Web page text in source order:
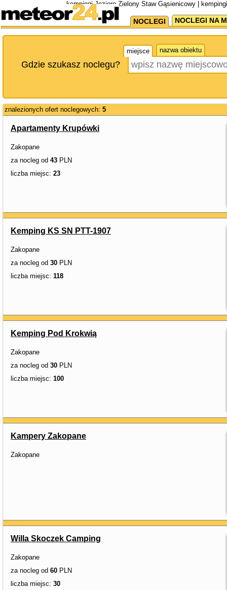
kempingi Jezioro Zielony Staw Gąsienicowy |
NOCLEGI NOCLEGI NA
miejsce nazwa obiektu
Gdzie szukasz noclegu?
znalezionych ofert noclegowych: 5
Apartamenty Krupówki
Zakopane
za nocleg od 43 PLN
liczba miejsc: 23
Kemping KS SN PTT-1907
Zakopane
za nocleg od 30 PLN
liczba miejsc: 118
Kemping Pod Krokwią
Zakopane
za nocleg od 30 PLN
liczba miejsc: 100
Kampery Zakopane
Zakopane
Willa Skoczek Camping
Zakopane
za nocleg od 60 PLN
liczba miejsc: 30